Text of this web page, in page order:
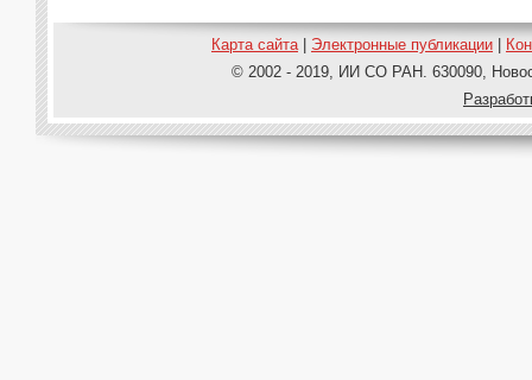
Карта сайта| Электронные публикации
© 2002 - 2019, ИИ СО РАН. 630090,